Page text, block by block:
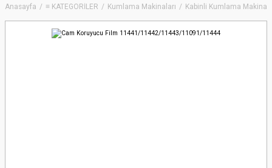
Anasayfa ≡ KATEGORİLER Kumlama Makinaları Kabinli Kumlama